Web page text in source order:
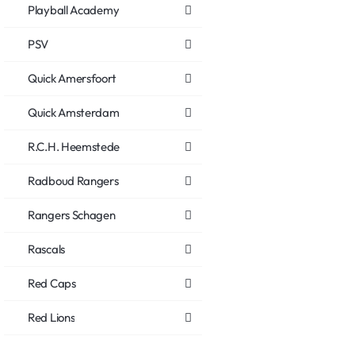
Playball Academy
PSV
Quick Amersfoort
Quick Amsterdam
R.C.H. Heemstede
Radboud Rangers
Rangers Schagen
Rascals
Red Caps
Red Lions